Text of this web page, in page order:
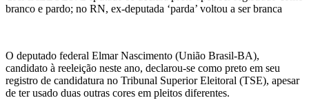
branco e pardo; no RN, ex-deputada ‘parda’ voltou a ser branca
O deputado federal Elmar Nascimento (União Brasil-BA),
candidato à reeleição neste ano, declarou-se como preto em seu
registro de candidatura no Tribunal Superior Eleitoral (TSE), apesar
de ter usado duas outras cores em pleitos diferentes.